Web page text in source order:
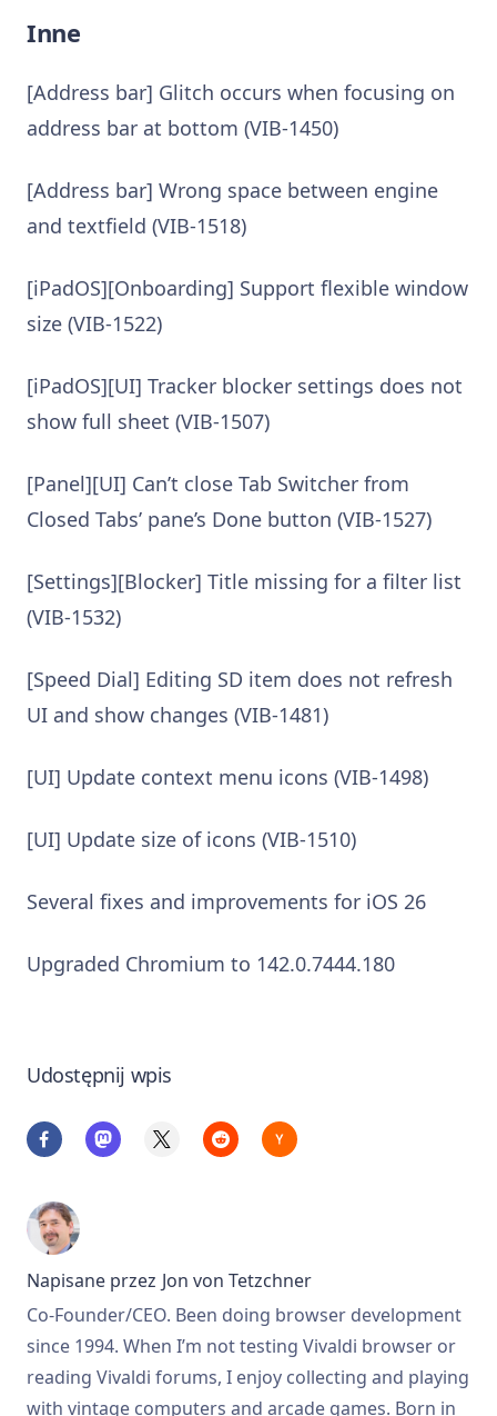
Inne
[Address bar] Glitch occurs when focusing on
address bar at bottom (VIB-1450)
[Address bar] Wrong space between engine
and textfield (VIB-1518)
[iPadOS][Onboarding] Support flexible window
size (VIB-1522)
[iPadOS][UI] Tracker blocker settings does not
show full sheet (VIB-1507)
[Panel][UI] Can’t close Tab Switcher from
Closed Tabs’ pane’s Done button (VIB-1527)
[Settings][Blocker] Title missing for a filter list
(VIB-1532)
[Speed Dial] Editing SD item does not refresh
UI and show changes (VIB-1481)
[UI] Update context menu icons (VIB-1498)
[UI] Update size of icons (VIB-1510)
Several fixes and improvements for iOS 26
Upgraded Chromium to 142.0.7444.180
Udostępnij wpis
Napisane przez Jon von Tetzchner
Co-Founder/CEO. Been doing browser development
since 1994. When I’m not testing Vivaldi browser or
reading Vivaldi forums, I enjoy collecting and playing
with vintage computers and arcade games. Born in